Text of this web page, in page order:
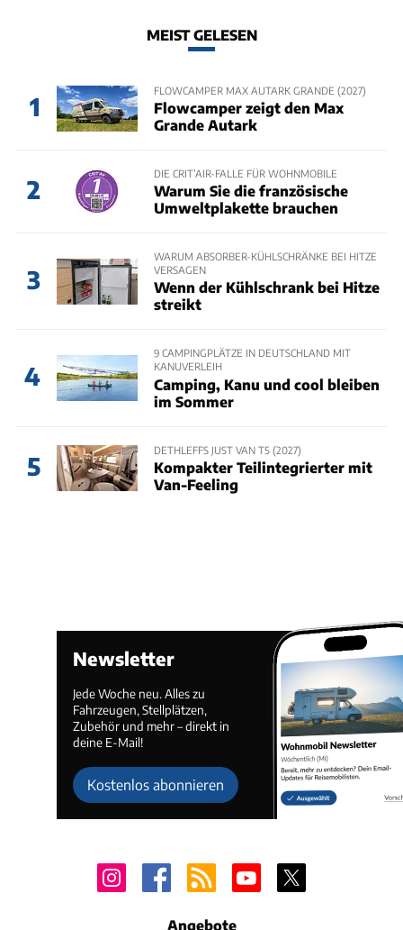
MEIST GELESEN
1
FLOWCAMPER MAX AUTARK GRANDE (2027)
Flowcamper zeigt den Max
Grande Autark
2
DIE CRIT’AIR-FALLE FÜR WOHNMOBILE
Warum Sie die französische
Umweltplakette brauchen
3
WARUM ABSORBER-KÜHLSCHRÄNKE BEI HITZE
VERSAGEN
Wenn der Kühlschrank bei Hitze
streikt
4
9 CAMPINGPLÄTZE IN DEUTSCHLAND MIT
KANUVERLEIH
Camping, Kanu und cool bleiben
im Sommer
5
DETHLEFFS JUST VAN T5 (2027)
Kompakter Teilintegrierter mit
Van-Feeling
Newsletter
Jede Woche neu. Alles zu
Fahrzeugen, Stellplätzen,
Zubehör und mehr – direkt in
deine E-Mail!
Kostenlos abonnieren
Angebote